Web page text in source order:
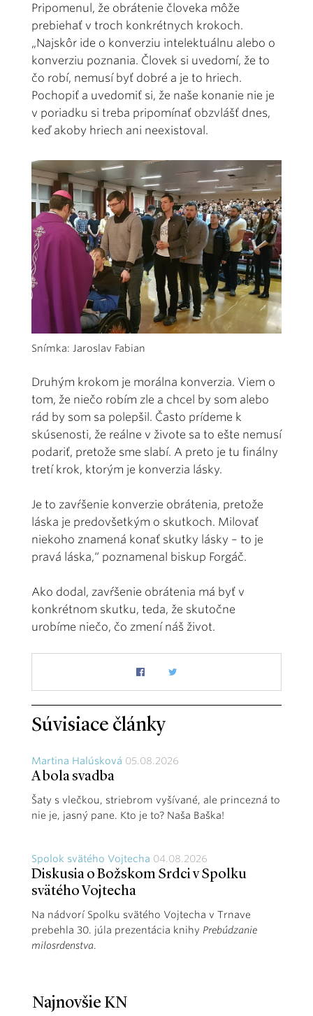
Pripomenul, že obrátenie človeka môže
prebiehať v troch konkrétnych krokoch.
„Najskôr ide o konverziu intelektuálnu alebo o
konverziu poznania. Človek si uvedomí, že to
čo robí, nemusí byť dobré a je to hriech.
Pochopiť a uvedomiť si, že naše konanie nie je
v poriadku si treba pripomínať obzvlášť dnes,
keď akoby hriech ani neexistoval.
Snímka: Jaroslav Fabian
Druhým krokom je morálna konverzia. Viem o
tom, že niečo robím zle a chcel by som alebo
rád by som sa polepšil. Často prídeme k
skúsenosti, že reálne v živote sa to ešte nemusí
podariť, pretože sme slabí. A preto je tu finálny
tretí krok, ktorým je konverzia lásky.
Je to zavŕšenie konverzie obrátenia, pretože
láska je predovšetkým o skutkoch. Milovať
niekoho znamená konať skutky lásky – to je
pravá láska,“ poznamenal biskup Forgáč.
Ako dodal, zavŕšenie obrátenia má byť v
konkrétnom skutku, teda, že skutočne
urobíme niečo, čo zmení náš život.
Súvisiace články
Martina Halúsková 05.08.2026
A bola svadba
Šaty s vlečkou, striebrom vyšívané, ale princezná to
nie je, jasný pane. Kto je to? Naša Baška!
Spolok svätého Vojtecha 04.08.2026
Diskusia o Božskom Srdci v Spolku
svätého Vojtecha
Na nádvorí Spolku svätého Vojtecha v Trnave
prebehla 30. júla prezentácia knihy Prebúdzanie
milosrdenstva.
Najnovšie KN